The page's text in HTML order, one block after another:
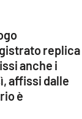
replica
anche i
affissi dalle
è